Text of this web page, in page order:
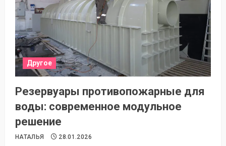
Другое
Резервуары противопожарные для
воды: современное модульное
решение
НАТАЛЬЯ 28.01.2026